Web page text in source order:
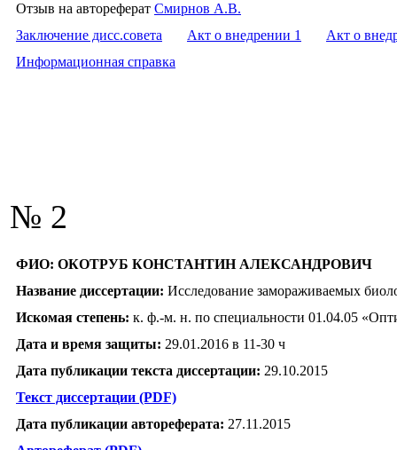
Отзыв на автореферат Смирнов А.В.
Заключение дисс.совета
Акт о внедрении 1
Акт о
Информационная справка
№ 2
ФИО: ОКОТРУБ КОНСТАНТИН АЛЕКСАНДРОВИЧ
Название диссертации: Исследование замораживаемых
Искомая степень: к. ф.-м. н. по специальности 01.04.05
Дата и время защиты: 29.01.2016 в 11-30 ч
Дата публикации текста диссертации: 29.10.2015
Текст диссертации (PDF)
Дата публикации автореферата: 27.11.2015